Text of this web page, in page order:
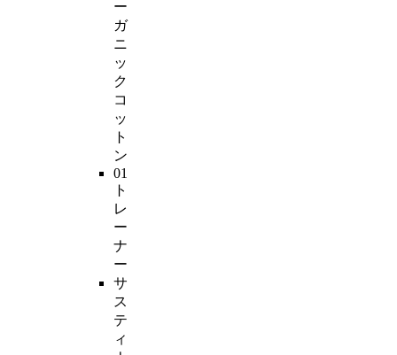
ー
ガ
ニ
ッ
ク
コ
ッ
ト
ン
01
ト
レ
ー
ナ
ー
サ
ス
テ
ィ